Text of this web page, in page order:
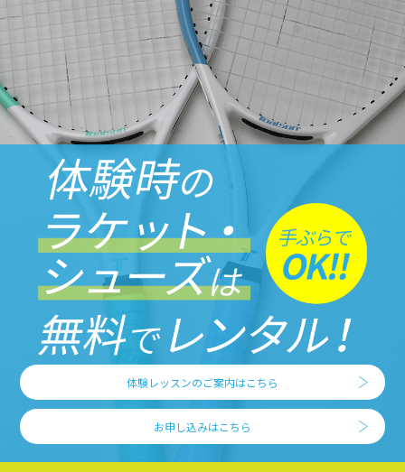
体験レッスンのご案内はこちら
お申し込みはこちら